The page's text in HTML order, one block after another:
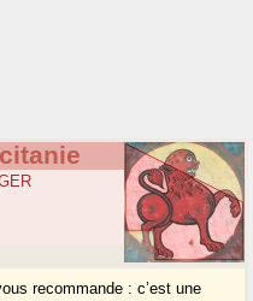
recommande : c’est une